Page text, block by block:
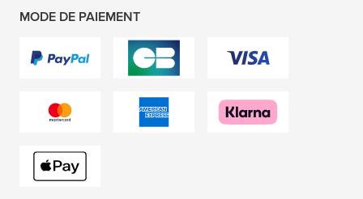
MODE DE PAIEMENT